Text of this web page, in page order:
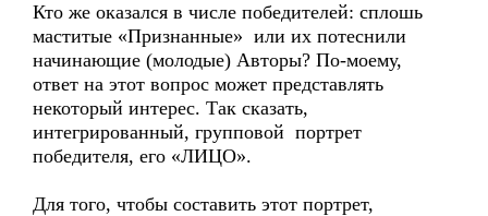
Кто же оказался в числе победителей: сплошь
маститые «Признанные» или их потеснили
начинающие (молодые) Авторы? По-моему,
ответ на этот вопрос может представлять
некоторый интерес. Так сказать,
интегрированный, групповой портрет
победителя, его «ЛИЦО».
Для того, чтобы составить этот портрет,